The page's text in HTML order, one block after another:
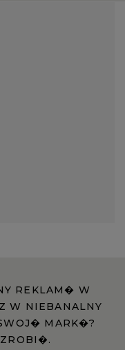
REKLAM� W
W NIEBANALNY
MARK�?